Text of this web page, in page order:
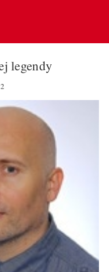
legendy